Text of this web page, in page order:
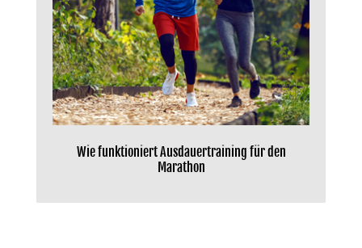
Wie funktioniert Ausdauertraining für den
Marathon